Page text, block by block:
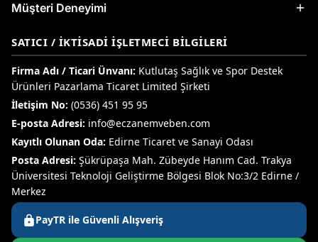
Müşteri Deneyimi
SATICI / İKTISADI İŞLETMECI BILGILERI
Firma Adı / Ticari Ünvanı: Kutlutaş Sağlık ve Spor Destek
Ürünleri Pazarlama Ticaret Limited Şirketi
İletişim No: (0536) 451 95 95
E-posta Adresi: info@eczanemveben.com
Kayıtlı Olunan Oda: Edirne Ticaret ve Sanayi Odası
Posta Adresi: Şükrüpaşa Mah. Zübeyde Hanım Cad. Trakya
Üniversitesi Teknoloji Geliştirme Bölgesi Blok No:3/2 Edirne /
Merkez
PayTR ile Güvenli Alışveriş